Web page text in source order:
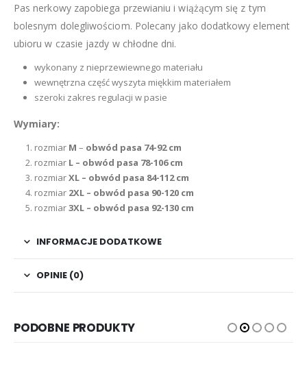
Pas nerkowy zapobiega przewianiu i wiążącym się z tym
bolesnym dolegliwościom. Polecany jako dodatkowy element
ubioru w czasie jazdy w chłodne dni.
wykonany z nieprzewiewnego materiału
wewnętrzna część wyszyta miękkim materiałem
szeroki zakres regulacji w pasie
Wymiary:
rozmiar M – obwód pasa 74-92 cm
rozmiar L – obwód pasa 78-106 cm
rozmiarXL – obwód pasa 84-112 cm
rozmiar 2XL – obwód pasa 90-120 cm
rozmiar3XL – obwód pasa 92-130 cm
INFORMACJE DODATKOWE
OPINIE (0)
PODOBNE PRODUKTY